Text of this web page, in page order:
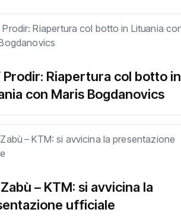
Prodir: Riapertura col botto in
con Maris Bogdanovics
– KTM: si avvicina la
ufficiale